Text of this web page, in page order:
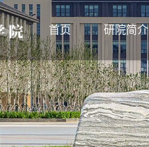
首页 研院简介